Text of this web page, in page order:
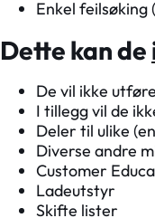
Enkel feilsøking
Dette kan de
De vil ikke
I tillegg vil de
Deler til ulike
Diverse andre
Customer
Ladeutstyr
Skifte lister